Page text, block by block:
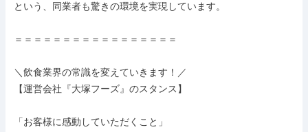
という、同業者も驚きの環境を実現しています。
＝＝＝＝＝＝＝＝＝＝＝＝＝＝＝＝＝
＼飲食業界の常識を変えていきます！／
【運営会社『大塚フーズ』のスタンス】
「お客様に感動していただくこと」